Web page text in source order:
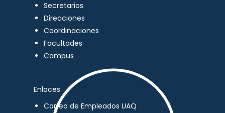
Secretarios
Direcciones
Coordinaciones
Facultades
Campus
Enlaces
Correo de Empleados UAQ